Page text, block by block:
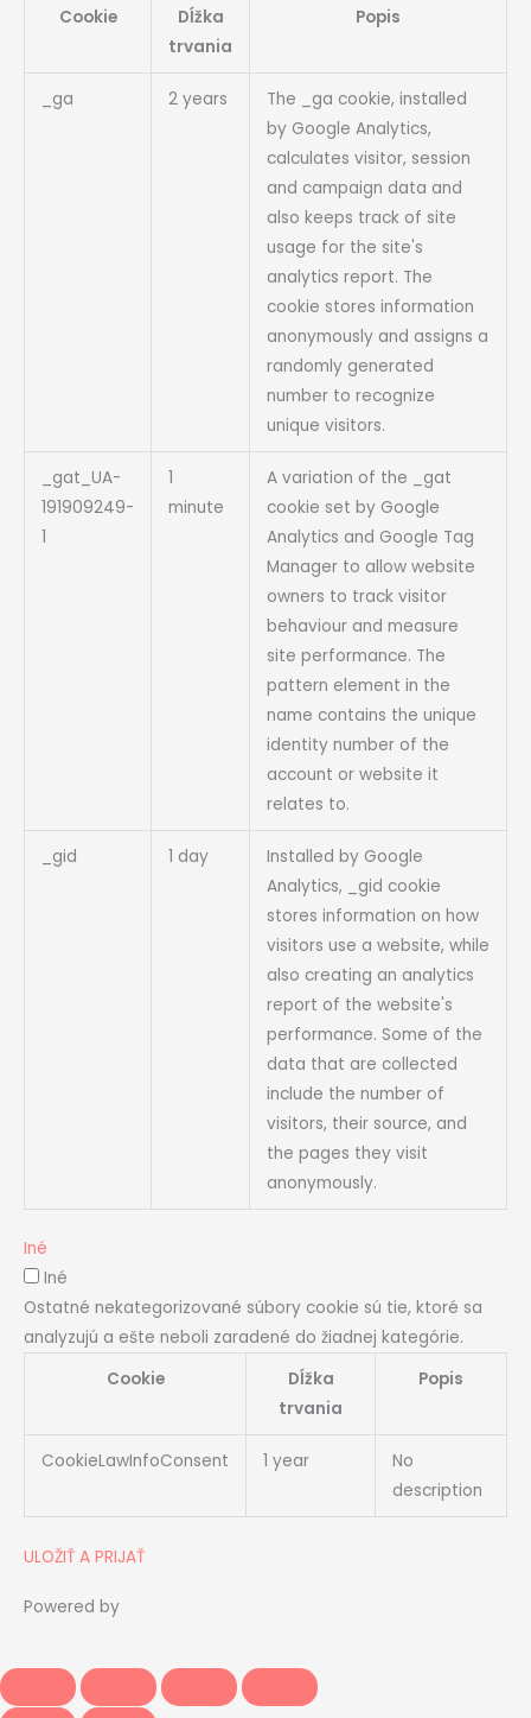
Cookie
Dĺžka
trvania
Popis
_ga 2 years
The _ga cookie, installed
by Google Analytics,
calculates visitor, session
and campaign data and
also keeps track of site
usage for the site's
analytics report. The
cookie stores information
anonymously and assigns a
randomly generated
number to recognize
unique visitors.
_gat_UA-
191909249-
1
1
minute
A variation of the _gat
cookie set by Google
Analytics and Google Tag
Manager to allow website
owners to track visitor
behaviour and measure
site performance. The
pattern element in the
name contains the unique
identity number of the
account or website it
relates to.
_gid 1 day
Installed by Google
Analytics, _gid cookie
stores information on how
visitors use a website, while
also creating an analytics
report of the website's
performance. Some of the
data that are collected
include the number of
visitors, their source, and
the pages they visit
anonymously.
Iné
Iné
Ostatné nekategorizované súbory cookie sú tie, ktoré sa
analyzujú a ešte neboli zaradené do žiadnej kategórie.
Cookie
Dĺžka
trvania
Popis
CookieLawInfoConsent 1 year
No
description
ULOŽIŤ A PRIJAŤ
Powered by